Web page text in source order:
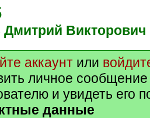
Дмитрий Викторович
аккаунт или
личное
и увидеть его
данные